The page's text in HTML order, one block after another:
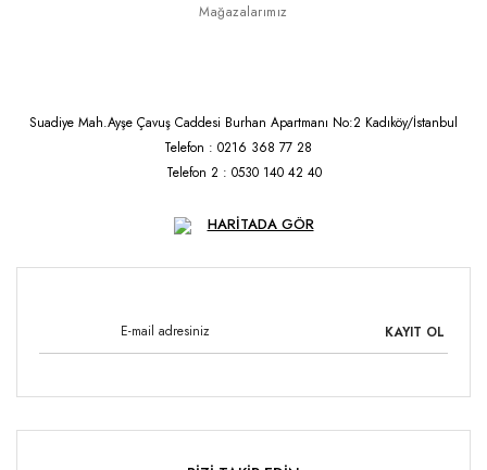
Mağazalarımız
Suadiye Mah.Ayşe Çavuş Caddesi Burhan Apartmanı No:2 Kadıköy/İstanbul
Telefon : 0216 368 77 28
Telefon 2 : 0530 140 42 40
HARİTADA GÖR
KAYIT OL